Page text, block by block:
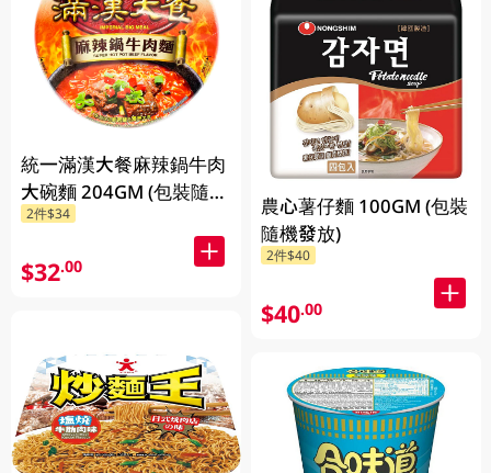
統一滿漢大餐麻辣鍋牛肉
大碗麵 204GM (包裝隨機
發放)
2件$34
$32.00
農心薯仔麵 100GM (包裝
隨機發放)
2件$40
$40.00